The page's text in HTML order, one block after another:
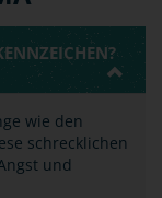
wie den
schrecklichen
und